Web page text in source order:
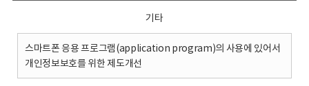
기타
스마트폰 응용 프로그램(application program)의 사용에 있어서
개인정보보호를 위한 제도개선